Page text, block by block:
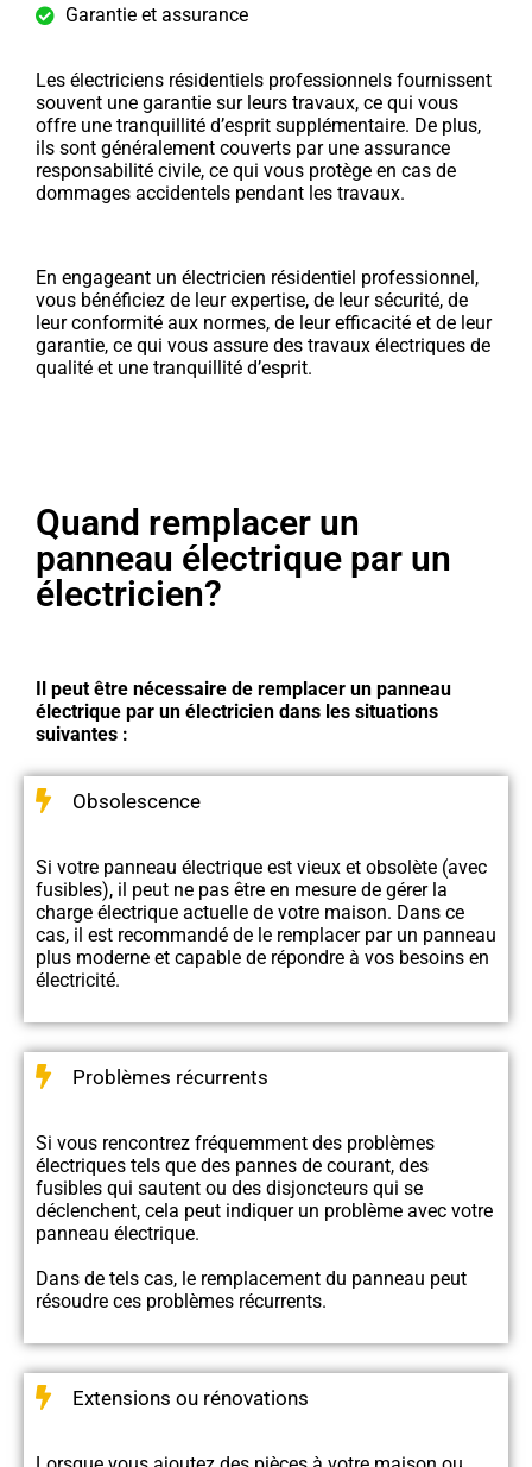
Garantie et assurance
Les électriciens résidentiels professionnels fournissent
souvent une garantie sur leurs travaux, ce qui vous
offre une tranquillité d’esprit supplémentaire. De plus,
ils sont généralement couverts par une assurance
responsabilité civile, ce qui vous protège en cas de
dommages accidentels pendant les travaux.
En engageant un électricien résidentiel professionnel,
vous bénéficiez de leur expertise, de leur sécurité, de
leur conformité aux normes, de leur efficacité et de leur
garantie, ce qui vous assure des travaux électriques de
qualité et une tranquillité d’esprit.
Quand remplacer un
panneau électrique par un
électricien?
Il peut être nécessaire de remplacer un panneau
électrique par un électricien dans les situations
suivantes :
Obsolescence
Si votre panneau électrique est vieux et obsolète (avec
fusibles), il peut ne pas être en mesure de gérer la
charge électrique actuelle de votre maison. Dans ce
cas, il est recommandé de le remplacer par un panneau
plus moderne et capable de répondre à vos besoins en
électricité.
Problèmes récurrents
Si vous rencontrez fréquemment des problèmes
électriques tels que des pannes de courant, des
fusibles qui sautent ou des disjoncteurs qui se
déclenchent, cela peut indiquer un problème avec votre
panneau électrique.
Dans de tels cas, le remplacement du panneau peut
résoudre ces problèmes récurrents.
Extensions ou rénovations